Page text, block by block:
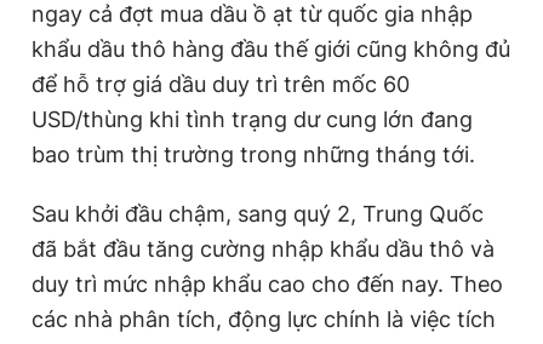
Theo dõi báo trên
0906 645 777 0908 780 404
Đặt báo Quảng cáo RSS Tòa soạn Chính sách bảo
Tổng biên tập: Nguyễn Ngọc Toàn
ngay cả đợt mua dầu ồ ạt từ quốc gia nhập
khẩu dầu thô hàng đầu thế giới cũng không đủ
để hỗ trợ giá dầu duy trì trên mốc 60
USD/thùng khi tình trạng dư cung lớn đang
bao trùm thị trường trong những tháng tới.
Sau khởi đầu chậm, sang quý 2, Trung Quốc
đã bắt đầu tăng cường nhập khẩu dầu thô và
duy trì mức nhập khẩu cao cho đến nay. Theo
các nhà phân tích, động lực chính là việc tích